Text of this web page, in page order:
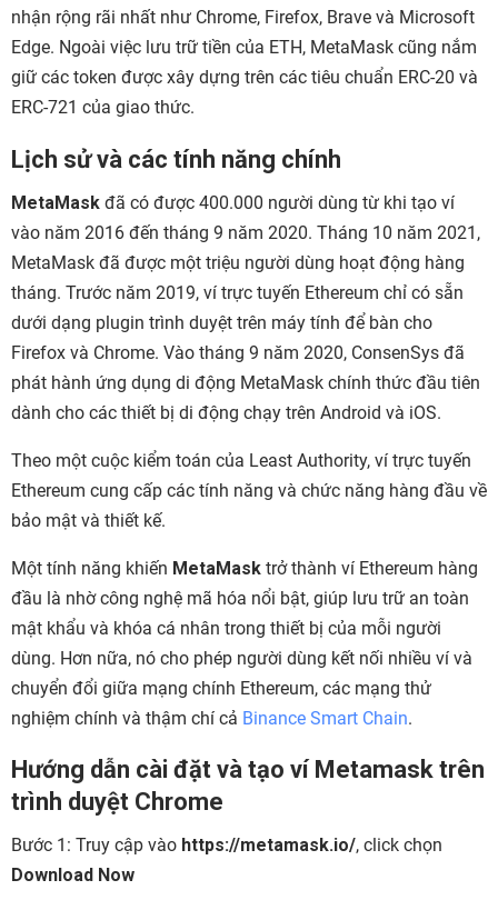
nhận rộng rãi nhất như Chrome, Firefox, Brave và Microsoft
Edge. Ngoài việc lưu trữ tiền của ETH, MetaMask cũng nắm
giữ các token được xây dựng trên các tiêu chuẩn ERC-20 và
ERC-721 của giao thức.
Lịch sử và các tính năng chính
MetaMask đã có được 400.000 người dùng từ khi tạo ví
vào năm 2016 đến tháng 9 năm 2020. Tháng 10 năm 2021,
MetaMask đã được một triệu người dùng hoạt động hàng
tháng. Trước năm 2019, ví trực tuyến Ethereum chỉ có sẵn
dưới dạng plugin trình duyệt trên máy tính để bàn cho
Firefox và Chrome. Vào tháng 9 năm 2020, ConsenSys đã
phát hành ứng dụng di động MetaMask chính thức đầu tiên
dành cho các thiết bị di động chạy trên Android và iOS.
Theo một cuộc kiểm toán của Least Authority, ví trực tuyến
Ethereum cung cấp các tính năng và chức năng hàng đầu về
bảo mật và thiết kế.
Một tính năng khiến MetaMask trở thành ví Ethereum hàng
đầu là nhờ công nghệ mã hóa nổi bật, giúp lưu trữ an toàn
mật khẩu và khóa cá nhân trong thiết bị của mỗi người
dùng. Hơn nữa, nó cho phép người dùng kết nối nhiều ví và
chuyển đổi giữa mạng chính Ethereum, các mạng thử
nghiệm chính và thậm chí cả Binance Smart Chain.
Hướng dẫn cài đặt và tạo ví Metamask trên
trình duyệt Chrome
Bước 1: Truy cập vào https://metamask.io/, click chọn
Download Now